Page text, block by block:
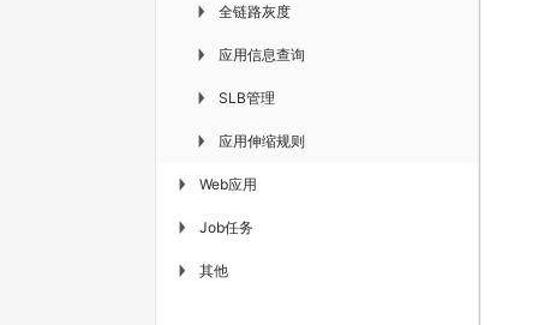
▶ 全链路灰度
▶ 应用信息查询
▶ SLB管理
▶ 应用伸缩规则
▶ Web应用
▶ Job任务
▶ 其他